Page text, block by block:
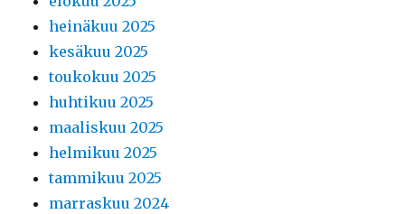
heinäkuu 2025
kesäkuu 2025
toukokuu 2025
huhtikuu 2025
maaliskuu 2025
helmikuu 2025
tammikuu 2025
marraskuu 2024